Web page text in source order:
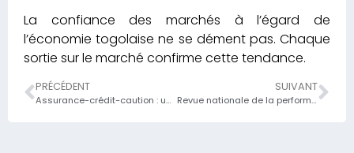
La confiance des marchés à l’égard de
l’économie togolaise ne se dément pas. Chaque
sortie sur le marché confirme cette tendance.
PRÉCÉDENT
Assurance-crédit-caution : une meilleure gestion des risques
SUIVANT
Revue nationale de la performance des réformes à fin juin 2019